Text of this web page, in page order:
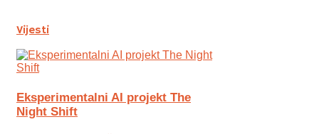
Vijesti
Eksperimentalni AI projekt The
Night Shift